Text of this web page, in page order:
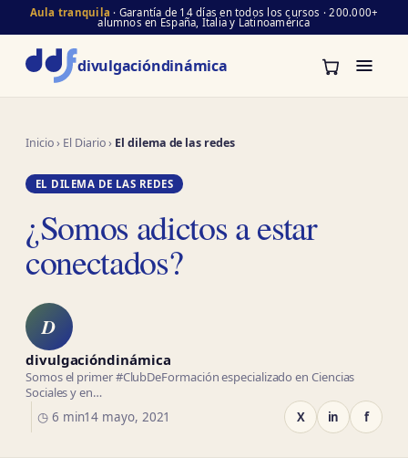
Aula tranquila · Garantía de 14 días en todos los cursos · 200.000+
alumnos en España, Italia y Latinoamérica
divulgacióndinámica
Inicio› El Diario› El dilema de las redes
EL DILEMA DE LAS REDES
¿Somos adictos a estar
conectados?
D
divulgacióndinámica
Somos el primer #ClubDeFormación especializado en Ciencias
Sociales y en…
◷ 6 min14 mayo, 2021 X in f